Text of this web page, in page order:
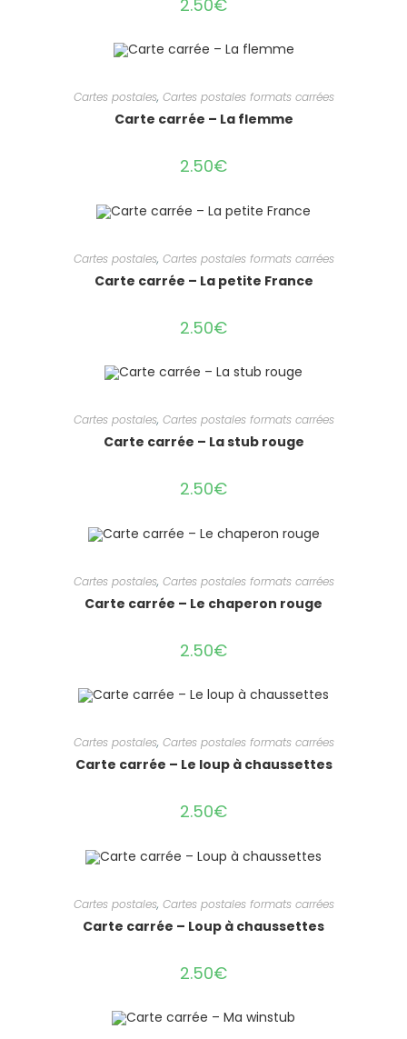
2.50€
Cartes postales, Cartes postales formats carrées
Carte carrée – La flemme
2.50€
Cartes postales, Cartes postales formats carrées
Carte carrée – La petite France
2.50€
Cartes postales, Cartes postales formats carrées
Carte carrée – La stub rouge
2.50€
Cartes postales, Cartes postales formats carrées
Carte carrée – Le chaperon rouge
2.50€
Cartes postales, Cartes postales formats carrées
Carte carrée – Le loup à chaussettes
2.50€
Cartes postales, Cartes postales formats carrées
Carte carrée – Loup à chaussettes
2.50€